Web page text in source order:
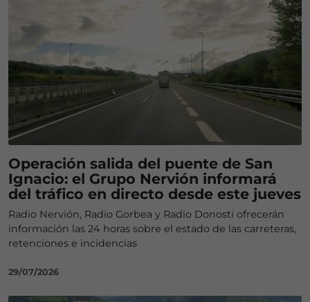
Operación salida del puente de San
Ignacio: el Grupo Nervión informará
del tráfico en directo desde este jueves
Radio Nervión, Radio Gorbea y Radio Donosti ofrecerán
información las 24 horas sobre el estado de las carreteras,
retenciones e incidencias
29/07/2026